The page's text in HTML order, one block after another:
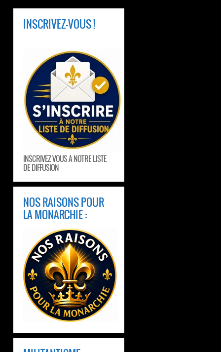
INSCRIVEZ-VOUS !
INSCRIVEZ VOUS A NOTRE LISTE
DE DIFFUSION
NOS RAISONS POUR
LA MONARCHIE :